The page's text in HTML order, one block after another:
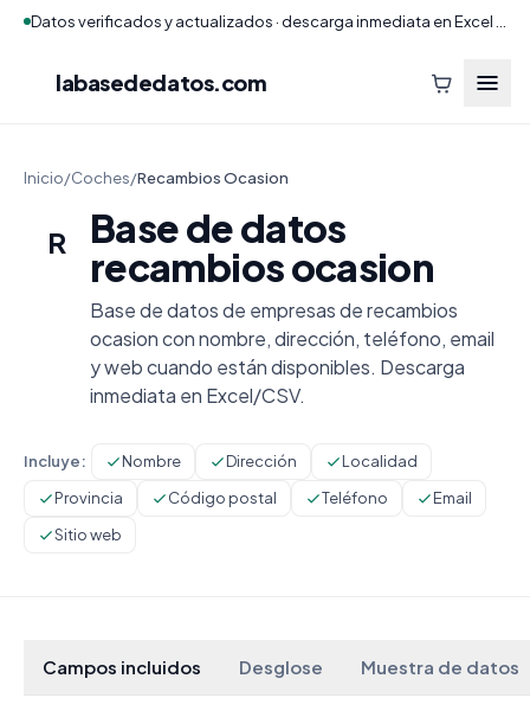
labasededatos.com
Inicio/Coches/Recambios Ocasion
R
Base de datos
recambios ocasion
Base de datos de empresas de recambios
ocasion con nombre, dirección, teléfono, email
y web cuando están disponibles. Descarga
inmediata en Excel/CSV.
Incluye: Nombre Dirección
Localidad
Provincia
Código postal Teléfono
Email
Sitio web
Campos incluidos Desglose Muestra de datos